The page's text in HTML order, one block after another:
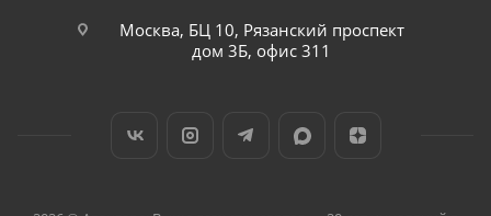
Москва, БЦ 10, Рязанский проспект
дом 3Б, офис 311